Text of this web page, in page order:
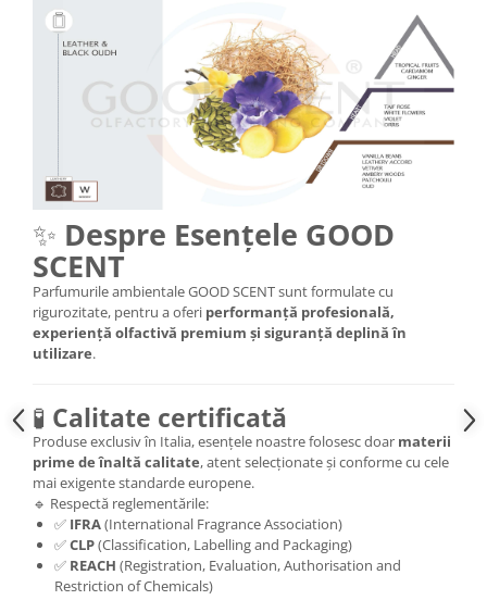
✨ Despre Esențele GOOD
SCENT
Parfumurile ambientale GOOD SCENT sunt formulate cu
rigurozitate, pentru a oferi performanță profesională,
experiență olfactivă premium și siguranță deplină în
utilizare.
🧪 Calitate certificată
Produse exclusiv în Italia, esențele noastre folosesc doar materii
prime de înaltă calitate, atent selecționate și conforme cu cele
mai exigente standarde europene.
🔹 Respectă reglementările:
✅ IFRA(International Fragrance Association)
✅CLP(Classification, Labelling and Packaging)
✅ REACH (Registration, Evaluation, Authorisation and
Restriction of Chemicals)